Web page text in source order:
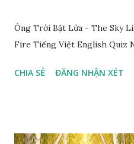
Ông Trời Bật Lửa - The Sky
Fire Tiếng Việt English Quiz
CHIA SẺ ĐĂNG NHẬN XÉT